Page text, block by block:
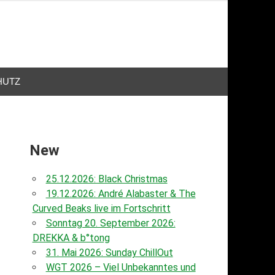
New
25.12.2026: Black Christmas
19.12.2026: André Alabaster & The
Curved Beaks live im Fortschritt
Sonntag 20. September 2026:
DREKKA & b°tong
31. Mai 2026: Sunday ChillOut
WGT 2026 – Viel Unbekanntes und